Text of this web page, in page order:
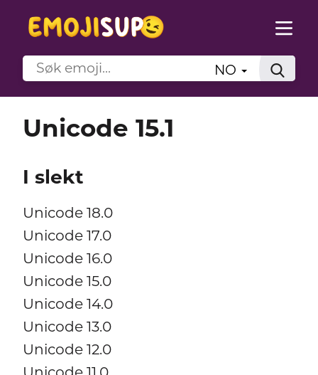
NO
Unicode 15.1
I slekt
Unicode 18.0
Unicode 17.0
Unicode 16.0
Unicode 15.0
Unicode 14.0
Unicode 13.0
Unicode 12.0